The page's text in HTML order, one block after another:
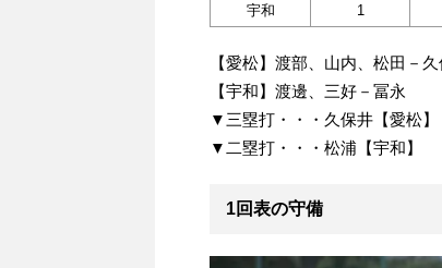
宇和
1
【愛松】渡部、山内、松田－
【宇和】渡邊、三好－冨永
▼三塁打・・・久保井【愛松】
▼二塁打・・・松浦【宇和】
1回表の守備